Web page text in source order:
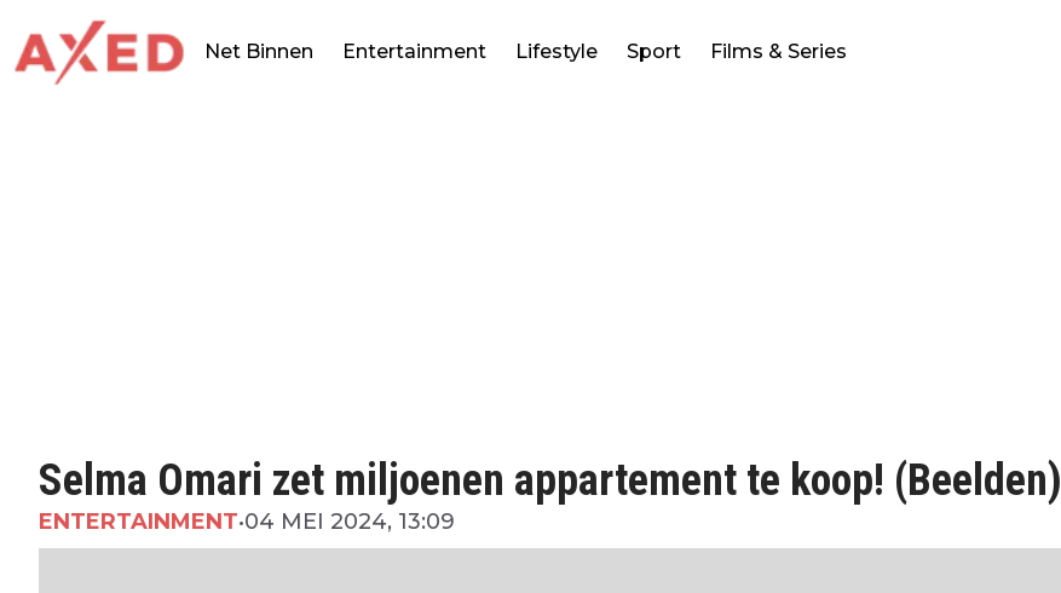
Net Binnen Entertainment Lifestyle Sport Films & Series
Selma Omari zet miljoenen appartement te koop! (Beelden)
ENTERTAINMENT•04 MEI 2024, 13:09